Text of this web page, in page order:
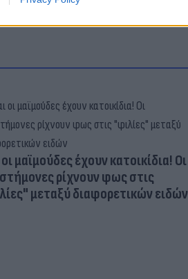
μαϊμούδες έχουν κατοικίδια! Οι
ρίχνουν φως στις
μεταξύ διαφορετικών ειδών